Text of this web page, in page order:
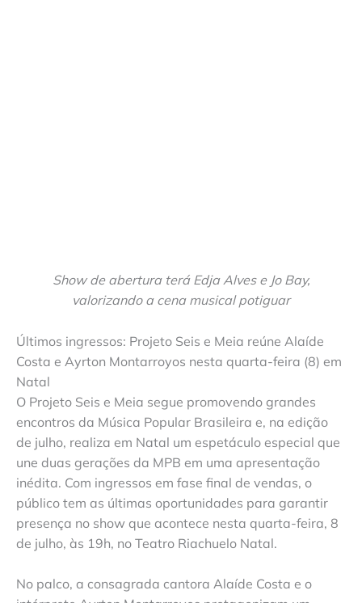
Show de abertura terá Edja Alves e Jo Bay,
valorizando a cena musical potiguar
Últimos ingressos: Projeto Seis e Meia reúne Alaíde
Costa e Ayrton Montarroyos nesta quarta-feira (8) em
Natal
O Projeto Seis e Meia segue promovendo grandes
encontros da Música Popular Brasileira e, na edição
de julho, realiza em Natal um espetáculo especial que
une duas gerações da MPB em uma apresentação
inédita. Com ingressos em fase final de vendas, o
público tem as últimas oportunidades para garantir
presença no show que acontece nesta quarta-feira, 8
de julho, às 19h, no Teatro Riachuelo Natal.
No palco, a consagrada cantora Alaíde Costa e o